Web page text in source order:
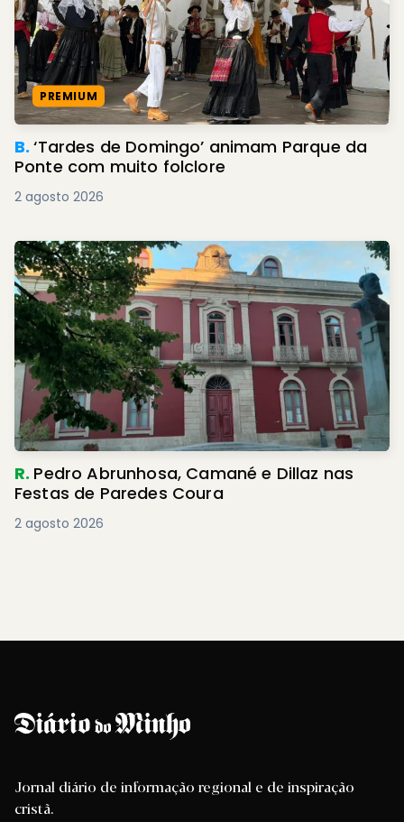
PREMIUM
B.‘Tardes de Domingo’ animam Parque da
Ponte com muito folclore
2 agosto 2026
R. Pedro Abrunhosa, Camané e Dillaz nas
Festas de Paredes Coura
2 agosto 2026
Jornal diário de informação regional e de inspiração
cristã.